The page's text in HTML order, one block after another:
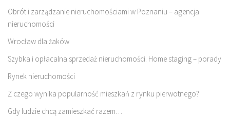
Obrót i zarządzanie nieruchomościami w Poznaniu – agencja
nieruchomości
Wrocław dla żaków
Szybka i opłacalna sprzedaż nieruchomości. Home staging – porady
Rynek nieruchomości
Z czego wynika popularność mieszkań z rynku pierwotnego?
Gdy ludzie chcą zamieszkać razem…